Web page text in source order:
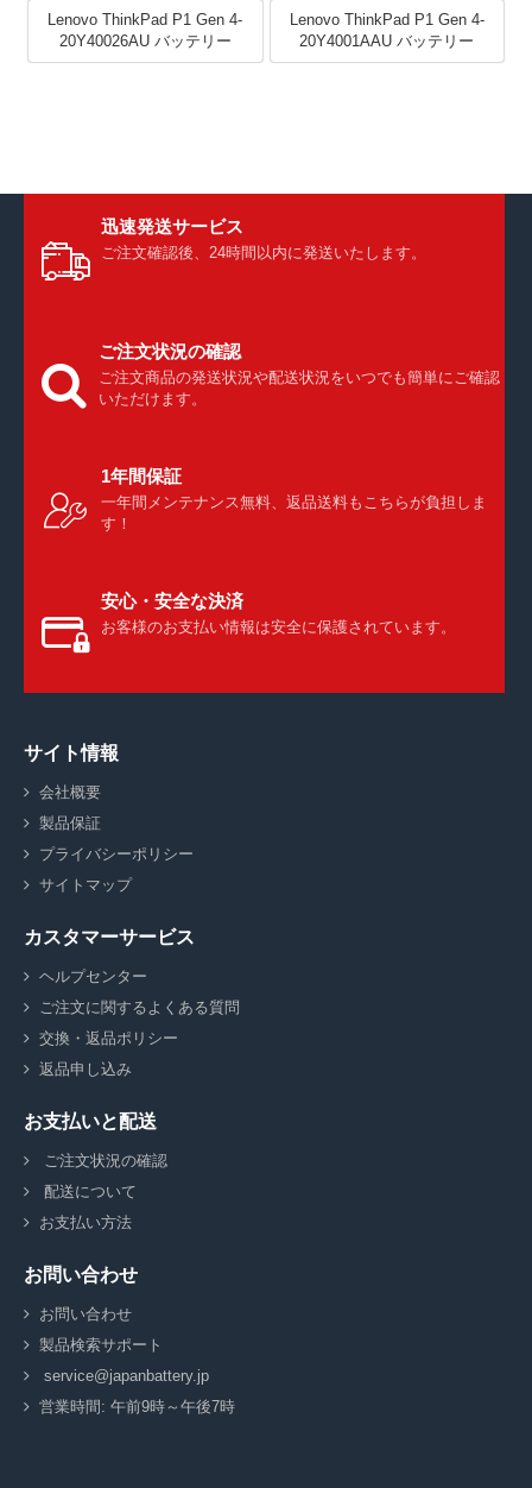
Lenovo ThinkPad P1 Gen 4-
20Y40026AU バッテリー
Lenovo ThinkPad P1 Gen 4-
20Y4001AAU バッテリー
迅速発送サービス
ご注文確認後、24時間以内に発送いたします。
ご注文状況の確認
ご注文商品の発送状況や配送状況をいつでも簡単にご確認
いただけます。
1年間保証
一年間メンテナンス無料、返品送料もこちらが負担しま
す！
安心・安全な決済
お客様のお支払い情報は安全に保護されています。
サイト情報
会社概要
製品保証
プライバシーポリシー
サイトマップ
カスタマーサービス
ヘルプセンター
ご注文に関するよくある質問
交換・返品ポリシー
返品申し込み
お支払いと配送
ご注文状況の確認
配送について
お支払い方法
お問い合わせ
お問い合わせ
製品検索サポート
service@japanbattery.jp
営業時間: 午前9時～午後7時